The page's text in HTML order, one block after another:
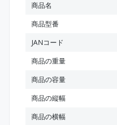
商品名
商品型番
JANコード
商品の重量
商品の容量
商品の縦幅
商品の横幅